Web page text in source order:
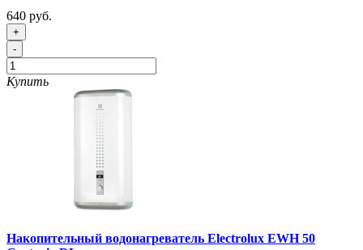
640 руб.
+
-
Купить
Накопительный водонагреватель Electrolux EWH 50